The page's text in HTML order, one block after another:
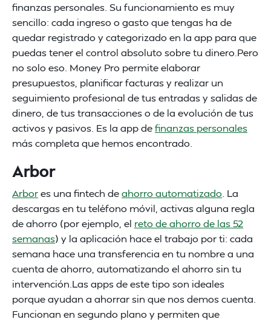
finanzas personales. Su funcionamiento es muy
sencillo: cada ingreso o gasto que tengas ha de
quedar registrado y categorizado en la app para que
puedas tener el control absoluto sobre tu dinero.Pero
no solo eso. Money Pro permite elaborar
presupuestos, planificar facturas y realizar un
seguimiento profesional de tus entradas y salidas de
dinero, de tus transacciones o de la evolución de tus
activos y pasivos. Es la app definanzas personales
más completa que hemos encontrado.
Arbor
Arbores una fintech deahorro automatizado . La
descargas en tu teléfono móvil, activas alguna regla
de ahorro (por ejemplo, el reto de ahorro de las 52
semanas) y la aplicación hace el trabajo por ti: cada
semana hace una transferencia en tu nombre a una
cuenta de ahorro, automatizando el ahorro sin tu
intervención.Las apps de este tipo son ideales
porque ayudan a ahorrar sin que nos demos cuenta.
Funcionan en segundo plano y permiten que